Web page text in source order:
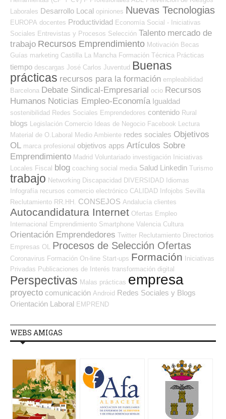
Laborales Desarrollo Local opiniones Nuevas Tecnologias
EUROPA docentes Productividad Economía Social - Iniciativas
Sociales Entrevistas y Procesos Selección Talento mercado de
trabajo Recursos Emprendimiento Motivación Becas
Guías marketing Castilla La Mancha Formación Técnica Prácticas
tiempo descargas José Carlos Juventud Buenas
prácticas recursos para la formación empleabilidad
Barcelona Debate Sindical-Empresarial ocio Recursos
Humanos Noticias Empleo-Economía Igualdad
sostenibilidad Redes Sociales Emprendedores contenido Rural
blogs Legislación Comercio Ideas de Negocio Facebook Lectura
Material de O.Laboral Medio Ambiente redes sociales Objetivos
OL marca profesional objetivos apps Artículos Sobre
Emprendimiento Madrid Voluntariado investigación
Iniciativas
Locales Fiscal blog coaching social media Salud Linkedin Turismo
trabajo Networking Discapacidad DIVERSIDAD Idiomas
Infografía recursos comercio electrónico CALIDAD Infojobs Sevilla
Reclutamiento RR.HH. CONSEJOS Andalucía clientes
Autocandidatura Internet Ofertas Empleo
Internacional Emprendimiento Smartphone Valencia Cultura
Orientación Emprendedores Twitter Reclutamiento Directorios
Empresas OL Procesos de Selección Ofertas
Coronavirus Formación On-line Start-ups Formación
Iniciativas
Privadas Publicaciones de Interés transformación digital
Perspectivas Malas prácticas empresa
proyecto comunicación Android Redes Sociales y Blogs
Orientación Laboral EMPREND
WEBS AMIGAS